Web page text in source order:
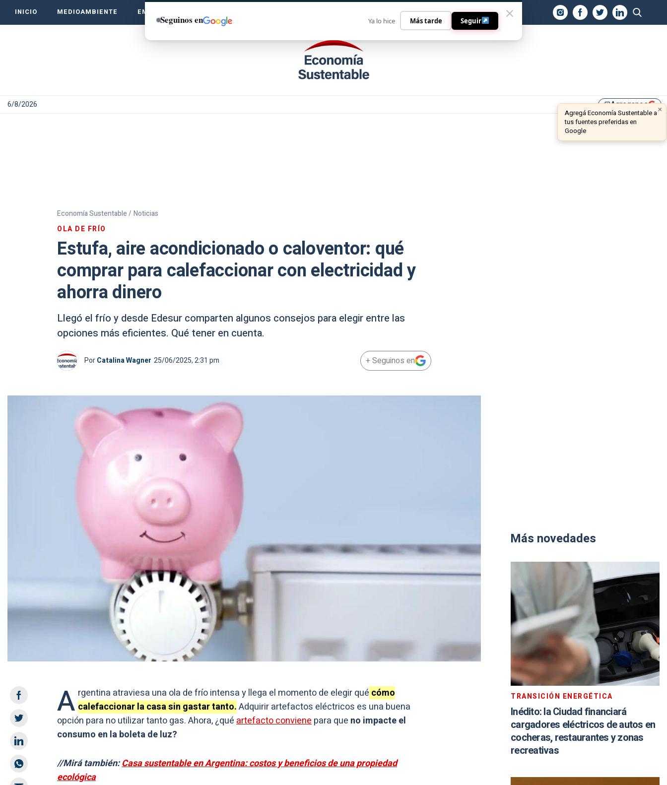
INICIO MEDIOAMBIENTE EMPRENDE VERDE CONTACTO
6/8/2026 library_addAgreganos ×
Agregá Economía Sustentable a
tus fuentes preferidas en
Google
Economía Sustentable / Noticias
OLA DE FRÍO
Estufa, aire acondicionado o caloventor: qué
comprar para calefaccionar con electricidad y
ahorra dinero
Llegó el frío y desde Edesur comparten algunos consejos para elegir entre las
opciones más eficientes. Qué tener en cuenta.
PorCatalina Wagner 25/06/2025, 2:31 pm + Seguinos en
A rgentina atraviesa una ola de frío intensa y llega el momento de elegir qué cómo
calefaccionar la casa sin gastar tanto.Adquirir artefactos eléctricos es una buena
opción para no utilizar tanto gas. Ahora, ¿quéartefacto convienepara que no impacte el
consumo en la boleta de luz?
//Mirá también:Casa sustentable en Argentina: costos y beneficios de una propiedad
ecológica
Más novedades
TRANSICIÓN ENERGÉTICA
Inédito: la Ciudad financiará
cargadores eléctricos de autos en
cocheras, restaurantes y zonas
recreativas
Seguinos en Ya lo hice Más tarde Seguir